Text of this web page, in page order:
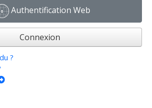
Authentification Web
Connexion
?